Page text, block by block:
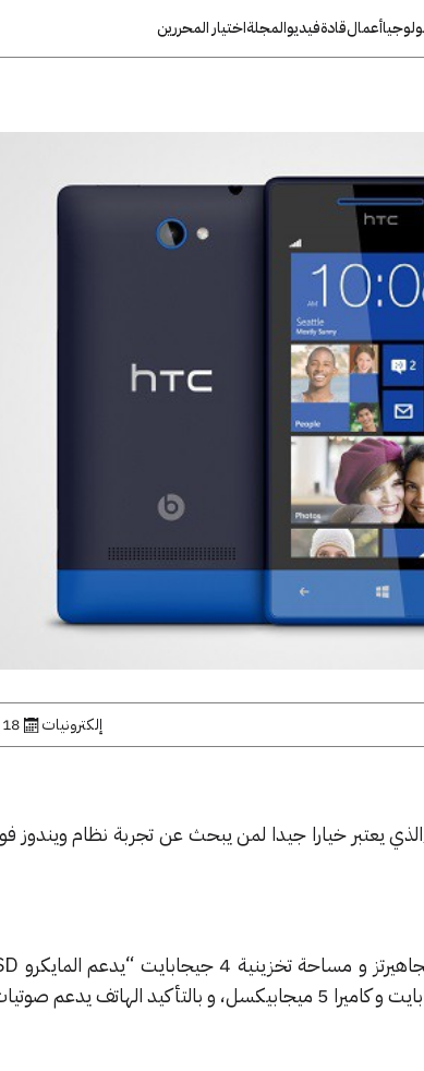
أعمالقادةفيديوالمجلةاختيار المحررين
إلكترونيات 18 نوفمبر, 2012